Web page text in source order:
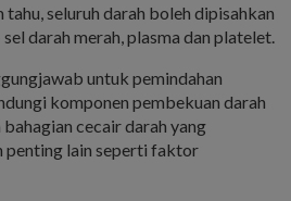
seluruh darah boleh dipisahkan
darah merah, plasma dan platelet.
untuk pemindahan
komponen pembekuan darah
cecair darah yang
penting lain seperti faktor